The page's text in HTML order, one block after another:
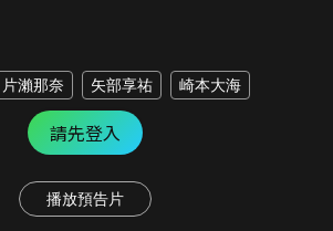
片瀨那奈 矢部享祐 崎本大海
請先登入
播放預告片